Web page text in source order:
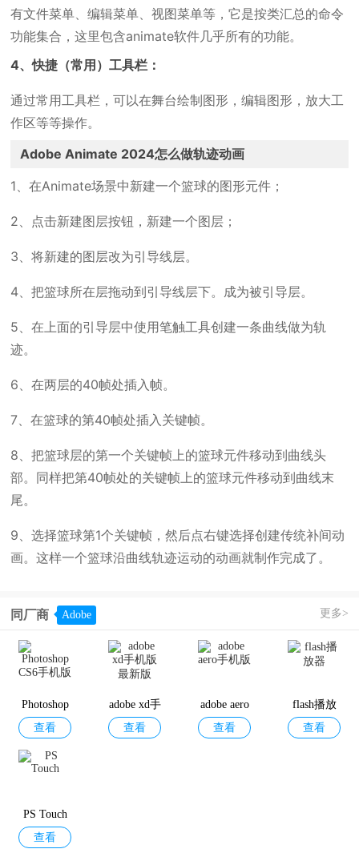
有文件菜单、编辑菜单、视图菜单等，它是按类汇总的命令
功能集合，这里包含animate软件几乎所有的功能。
4、快捷（常用）工具栏：
通过常用工具栏，可以在舞台绘制图形，编辑图形，放大工
作区等等操作。
Adobe Animate 2024怎么做轨迹动画
1、在Animate场景中新建一个篮球的图形元件；
2、点击新建图层按钮，新建一个图层；
3、将新建的图层改为引导线层。
4、把篮球所在层拖动到引导线层下。成为被引导层。
5、在上面的引导层中使用笔触工具创建一条曲线做为轨
迹。
6、在两层的40帧处插入帧。
7、在篮球的第40帧处插入关键帧。
8、把篮球层的第一个关键帧上的篮球元件移动到曲线头
部。同样把第40帧处的关键帧上的篮球元件移动到曲线末
尾。
9、选择篮球第1个关键帧，然后点右键选择创建传统补间动
画。这样一个篮球沿曲线轨迹运动的动画就制作完成了。
同厂商 Adobe 更多>
Photoshop
CS6手机版
查看
adobe xd手
机版最新
查看
adobe aero
手机版
查看
flash播放
器
查看
PS Touch
查看